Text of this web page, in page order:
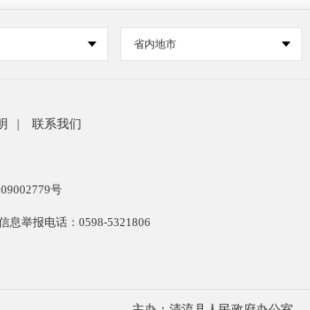
省内地市
联系我们
号
息举报电话：0598-5321806